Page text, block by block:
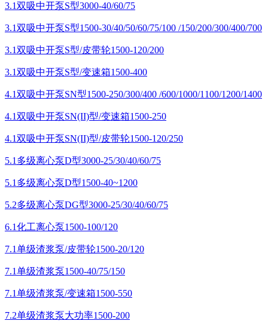
3.1双吸中开泵S型3000-40/60/75
3.1双吸中开泵S型1500-30/40/50/60/75/100 /150/200/300/400/700
3.1双吸中开泵S型/皮带轮1500-120/200
3.1双吸中开泵S型/变速箱1500-400
4.1双吸中开泵SN型1500-250/300/400 /600/1000/1100/1200/1400
4.1双吸中开泵SN(II)型/变速箱1500-250
4.1双吸中开泵SN(II)型/皮带轮1500-120/250
5.1多级离心泵D型3000-25/30/40/60/75
5.1多级离心泵D型1500-40~1200
5.2多级离心泵DG型3000-25/30/40/60/75
6.1化工离心泵1500-100/120
7.1单级渣浆泵/皮带轮1500-20/120
7.1单级渣浆泵1500-40/75/150
7.1单级渣浆泵/变速箱1500-550
7.2单级渣浆泵大功率1500-200